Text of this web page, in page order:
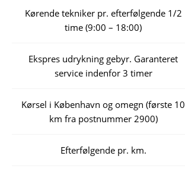
Kørende tekniker pr. efterfølgende 1/2
time (9:00 – 18:00)
Ekspres udrykning gebyr. Garanteret
service indenfor 3 timer
Kørsel i København og omegn (første 10
km fra postnummer 2900)
Efterfølgende pr. km.